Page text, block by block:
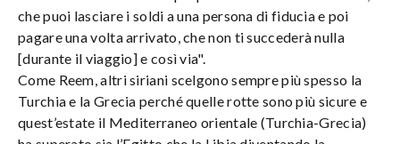
che puoi lasciare i soldi a una persona di fiducia e poi
pagare una volta arrivato, che non ti succederà nulla
[durante il viaggio] e così via".
Come Reem, altri siriani scelgono sempre più spesso la
Turchia e la Grecia perché quelle rotte sono più sicure e
quest’estate il Mediterraneo orientale (Turchia-Grecia)